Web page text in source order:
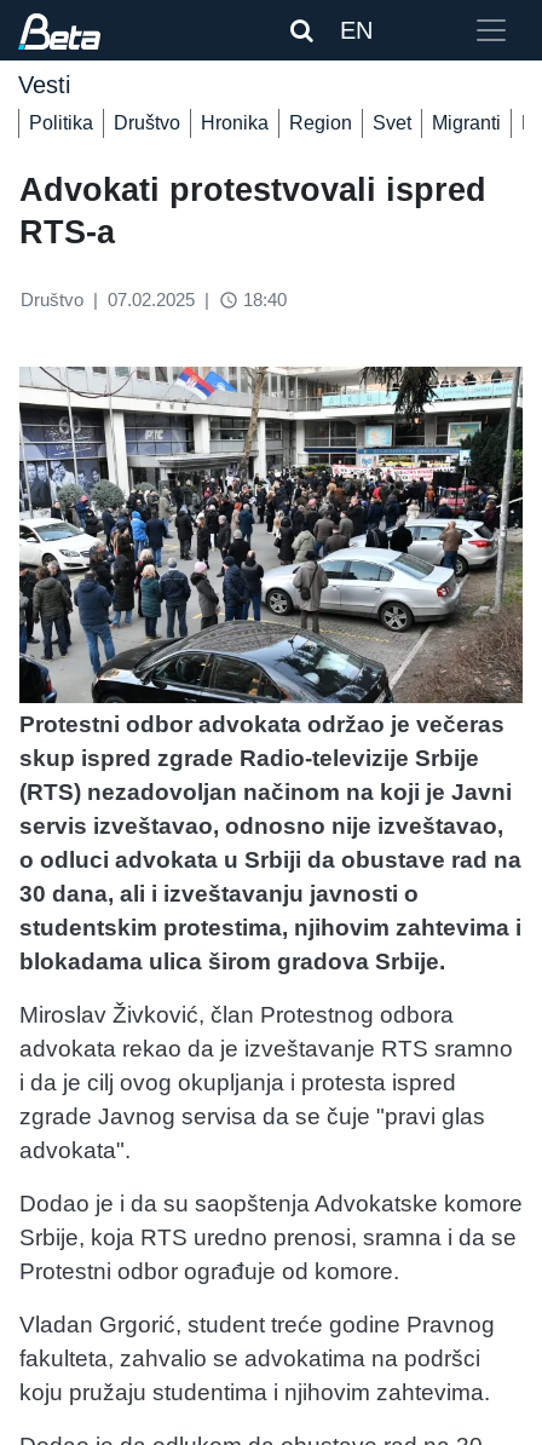
EN
Vesti
Politika Društvo Hronika Region Svet Migranti
Advokati protestvovali ispred
RTS-a
Društvo | 07.02.2025 | access_time 18:40
Protestni odbor advokata održao je večeras
skup ispred zgrade Radio-televizije Srbije
(RTS) nezadovoljan načinom na koji je Javni
servis izveštavao, odnosno nije izveštavao,
o odluci advokata u Srbiji da obustave rad na
30 dana, ali i izveštavanju javnosti o
studentskim protestima, njihovim zahtevima i
blokadama ulica širom gradova Srbije.
Miroslav Živković, član Protestnog odbora
advokata rekao da je izveštavanje RTS sramno
i da je cilj ovog okupljanja i protesta ispred
zgrade Javnog servisa da se čuje "pravi glas
advokata".
Dodao je i da su saopštenja Advokatske komore
Srbije, koja RTS uredno prenosi, sramna i da se
Protestni odbor ograđuje od komore.
Vladan Grgorić, student treće godine Pravnog
fakulteta, zahvalio se advokatima na podršci
koju pružaju studentima i njihovim zahtevima.